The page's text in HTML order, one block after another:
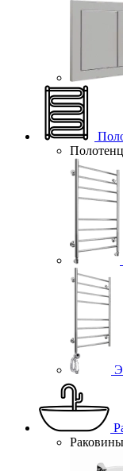
Раковины